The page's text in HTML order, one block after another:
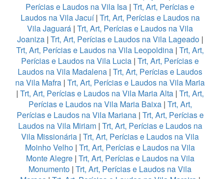
Perícias e Laudos na Vila Isa | Trt, Art, Perícias e
Laudos na Vila Jacuí| Trt, Art, Perícias e Laudos na
Vila Jaguará | Trt, Art, Perícias e Laudos na Vila
Joaniza| Trt, Art, Perícias e Laudos na Vila Lageado|
Trt, Art, Perícias e Laudos na Vila Leopoldina | Trt, Art,
Perícias e Laudos na Vila Lucia | Trt, Art, Perícias e
Laudos na Vila Madalena | Trt, Art, Perícias e Laudos
na Vila Mafra | Trt, Art, Perícias e Laudos na Vila Maria
| Trt, Art, Perícias e Laudos na Vila Maria Alta | Trt, Art,
Perícias e Laudos na Vila Maria Baixa| Trt, Art,
Perícias e Laudos na Vila Mariana| Trt, Art, Perícias e
Laudos na Vila Miriam| Trt, Art, Perícias e Laudos na
Vila Missionária | Trt, Art, Perícias e Laudos na Vila
Moinho Velho | Trt, Art, Perícias e Laudos na Vila
Monte Alegre| Trt, Art, Perícias e Laudos na Vila
Monumento | Trt, Art, Perícias e Laudos na Vila